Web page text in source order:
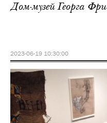
Дом-музей Георга
2023-06-19 10:30:00